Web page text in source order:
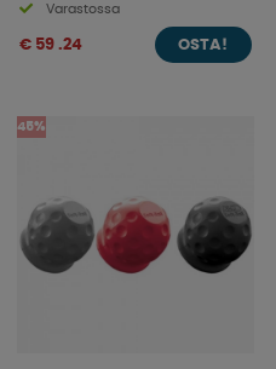
Varastossa
€ 59 .24 OSTA!
45%